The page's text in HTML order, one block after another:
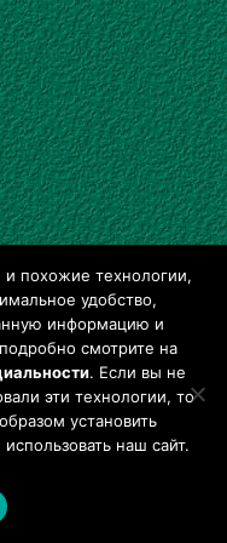
Clevelus. Ком
тут:
clevelus/com
XMLдосту­пен
права сохранены.
и похожие технологии,
удобство,
информацию и
смотрите на
. Если вы не
эти технологии, то
установить
наш сайт.